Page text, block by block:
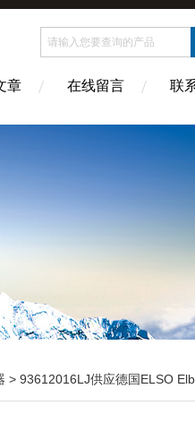
章 在线留言 联
> 93612016LJ供应德国ELSO